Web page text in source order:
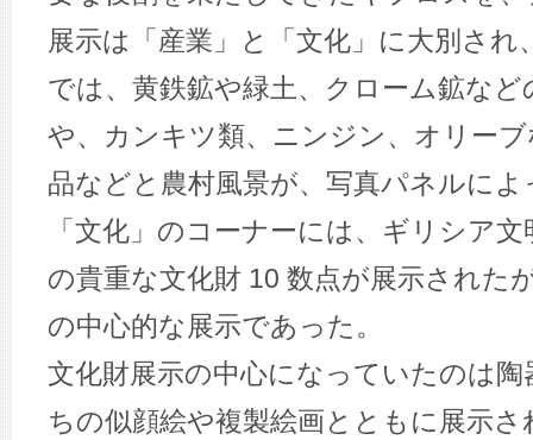
展示は「産業」と「文化」に大別され
では、黄鉄鉱や緑土、クローム鉱な
や、カンキツ類、ニンジン、オリー
品などと農村風景が、写真パネルに
「文化」のコーナーには、ギリシア
の貴重な文化財 10 数点が展示された
の中心的な展示であった。
文化財展示の中心になっていたのは
ちの似顔絵や複製絵画とともに展示